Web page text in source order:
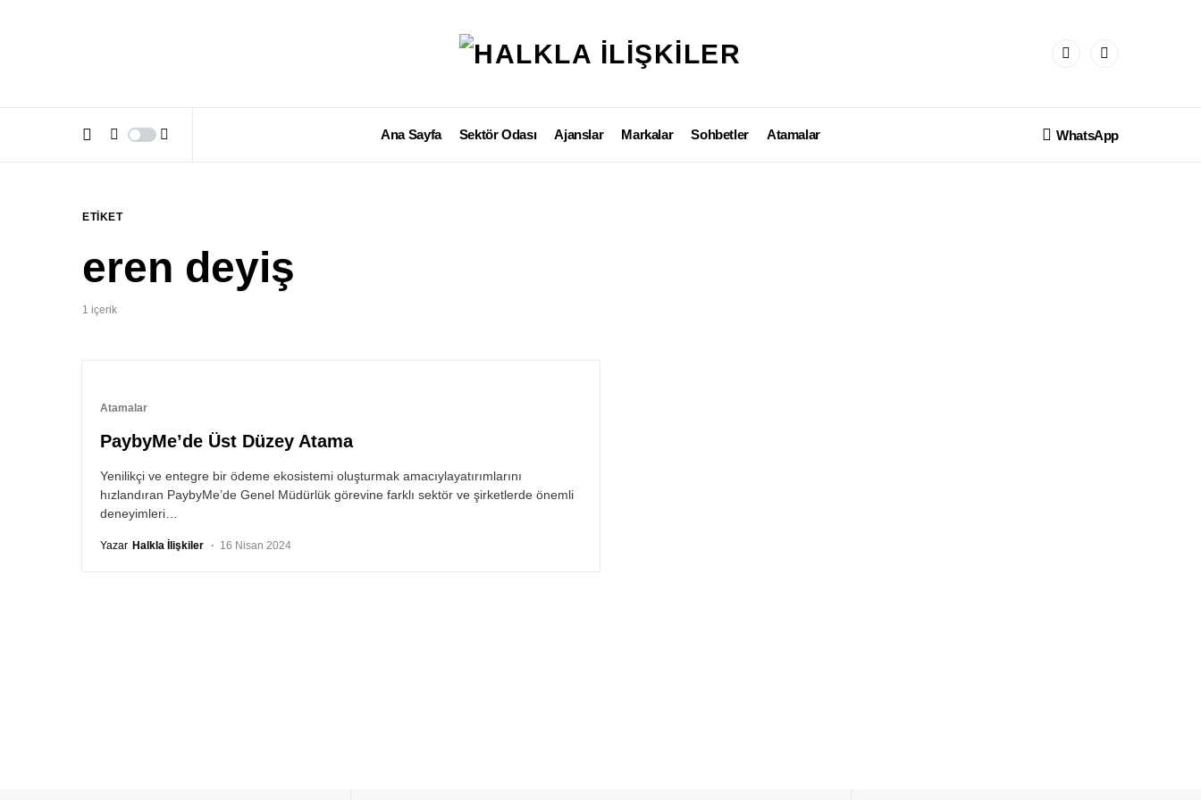
Ana Sayfa Sektör Odası Ajanslar Markalar Sohbetler Atamalar WhatsApp
ETIKET
eren deyiş
1 içerik
Atamalar
PaybyMe’de Üst Düzey Atama
Yenilikçi ve entegre bir ödeme ekosistemi oluşturmak amacıylayatırımlarını
hızlandıran PaybyMe’de Genel Müdürlük görevine farklı sektör ve şirketlerde önemli
deneyimleri…
Yazar Halkla İlişkiler 16 Nisan 2024